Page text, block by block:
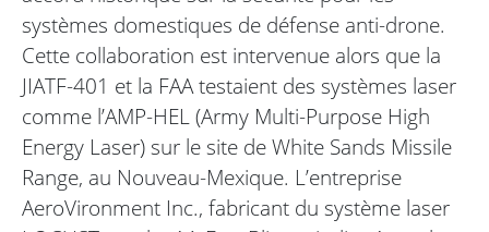
systèmes domestiques de défense anti-drone.
Cette collaboration est intervenue alors que la
JIATF-401 et la FAA testaient des systèmes laser
comme l’AMP-HEL (Army Multi-Purpose High
Energy Laser) sur le site de White Sands Missile
Range, au Nouveau-Mexique. L’entreprise
AeroVironment Inc., fabricant du système laser